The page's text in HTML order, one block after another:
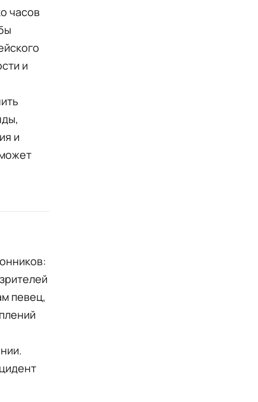
часов
и
и
певец,